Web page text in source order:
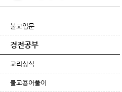
불교입문
경전공부
교리상식
불교용어풀이